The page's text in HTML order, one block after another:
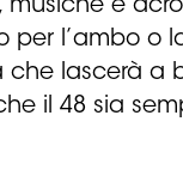
e
per l’ambo o
che lascerà
il 48 sia